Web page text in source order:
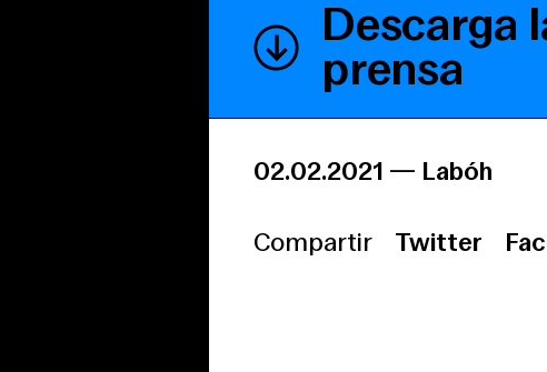
Descarga
prensa
02.02.2021 — Labóh
Compartir Twitter